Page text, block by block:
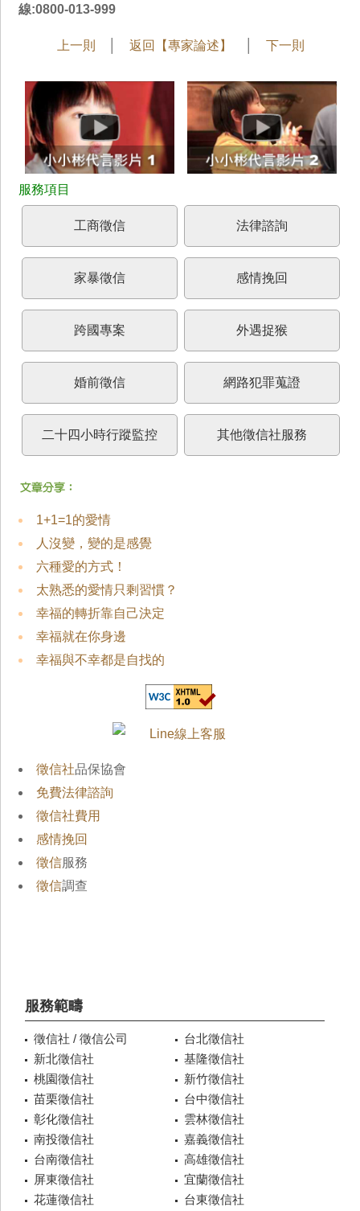
線:0800-013-999
上一則 返回【專家論述】 下一則
工商徵信 法律諮詢
家暴徵信 感情挽回
跨國專案 外遇捉猴
婚前徵信 網路犯罪蒐證
二十四小時行蹤監控 其他徵信社服務
1+1=1的愛情
人沒變，變的是感覺
六種愛的方式！
太熟悉的愛情只剩習慣？
幸福的轉折靠自己決定
幸福就在你身邊
幸福與不幸都是自找的
徵信社品保協會
免費法律諮詢
徵信社費用
感情挽回
徵信服務
徵信調查
服務範疇
徵信社 / 徵信公司
台北徵信社
新北徵信社
基隆徵信社
桃園徵信社
新竹徵信社
苗栗徵信社
台中徵信社
彰化徵信社
雲林徵信社
南投徵信社
嘉義徵信社
台南徵信社
高雄徵信社
屏東徵信社
宜蘭徵信社
花蓮徵信社
台東徵信社